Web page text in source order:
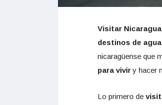
Visitar Nicaragua
destinos de
nicaragüense que
para viviry hacer
Lo primero de